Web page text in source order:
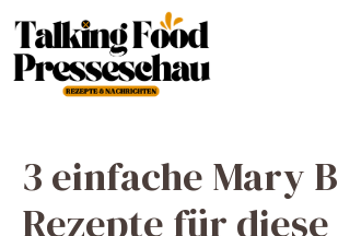
Inhalt
springen
3 einfache Mary
Rezepte für diese